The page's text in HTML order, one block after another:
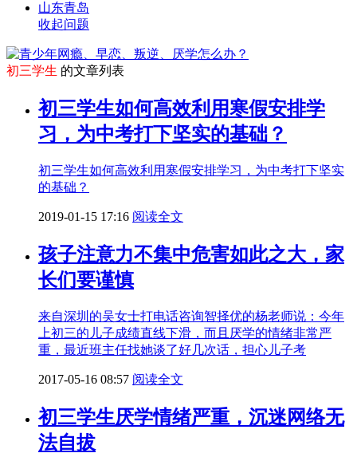
山东青岛
收起问题
初三学生 的文章列表
初三学生如何高效利用寒假安排学
习，为中考打下坚实的基础？
初三学生如何高效利用寒假安排学习，为中考打下坚实
的基础？
2019-01-15 17:16 阅读全文
孩子注意力不集中危害如此之大，家
长们要谨慎
来自深圳的吴女士打电话咨询智择优的杨老师说：今年
上初三的儿子成绩直线下滑，而且厌学的情绪非常严
重，最近班主任找她谈了好几次话，担心儿子考
2017-05-16 08:57 阅读全文
初三学生厌学情绪严重，沉迷网络无
法自拔